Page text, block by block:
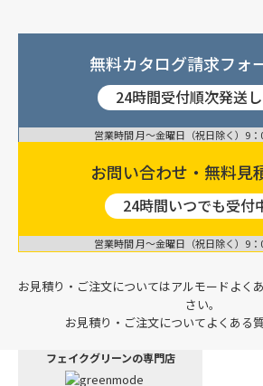
無料カタログ請求フォ
24時間受付順次発送
営業時間 月〜金曜日（祝日除く）9
お問い合わせ・無料見
24時間いつでも受付
営業時間 月〜金曜日（祝日除く）9
お見積り・ご注文についてはアルモードよく
さい。
お見積り・ご注文についてよくある
フェイクグリーンの専門店